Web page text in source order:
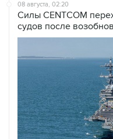
08 августа, 02:20
Силы CENTCOM
судов после